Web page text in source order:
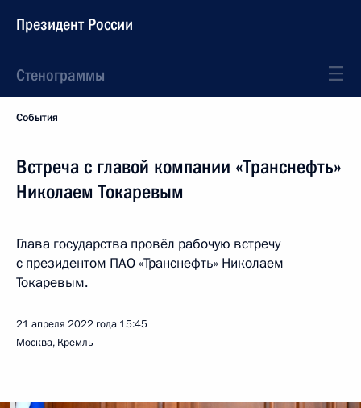
Президент России
Стенограммы
События
Встреча с главой компании «Транснефть»
Николаем Токаревым
Глава государства провёл рабочую встречу
с президентом ПАО «Транснефть» Николаем
Токаревым.
21 апреля 2022 года 15:45
Москва, Кремль